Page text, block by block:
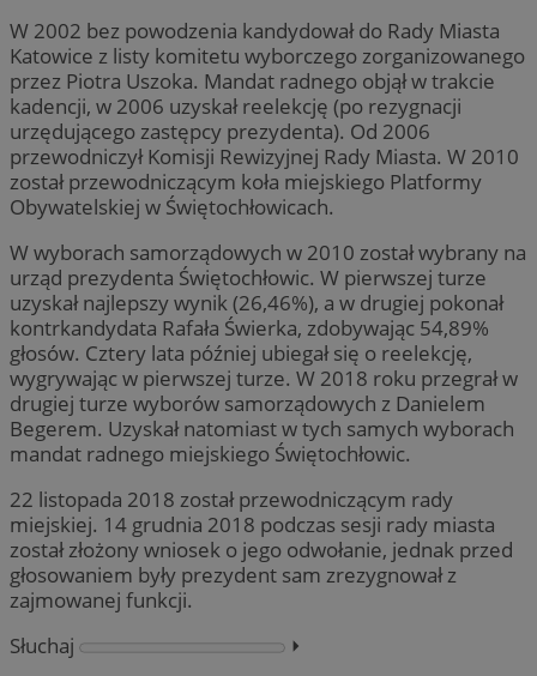
W 2002 bez powodzenia kandydował do Rady Miasta
Katowice z listy komitetu wyborczego zorganizowanego
przez Piotra Uszoka. Mandat radnego objął w trakcie
kadencji, w 2006 uzyskał reelekcję (po rezygnacji
urzędującego zastępcy prezydenta). Od 2006
przewodniczył Komisji Rewizyjnej Rady Miasta. W 2010
został przewodniczącym koła miejskiego Platformy
Obywatelskiej w Świętochłowicach.
W wyborach samorządowych w 2010 został wybrany na
urząd prezydenta Świętochłowic. W pierwszej turze
uzyskał najlepszy wynik (26,46%), a w drugiej pokonał
kontrkandydata Rafała Świerka, zdobywając 54,89%
głosów. Cztery lata później ubiegał się o reelekcję,
wygrywając w pierwszej turze. W 2018 roku przegrał w
drugiej turze wyborów samorządowych z Danielem
Begerem. Uzyskał natomiast w tych samych wyborach
mandat radnego miejskiego Świętochłowic.
22 listopada 2018 został przewodniczącym rady
miejskiej. 14 grudnia 2018 podczas sesji rady miasta
został złożony wniosek o jego odwołanie, jednak przed
głosowaniem były prezydent sam zrezygnował z
zajmowanej funkcji.
Słuchaj
⏵︎